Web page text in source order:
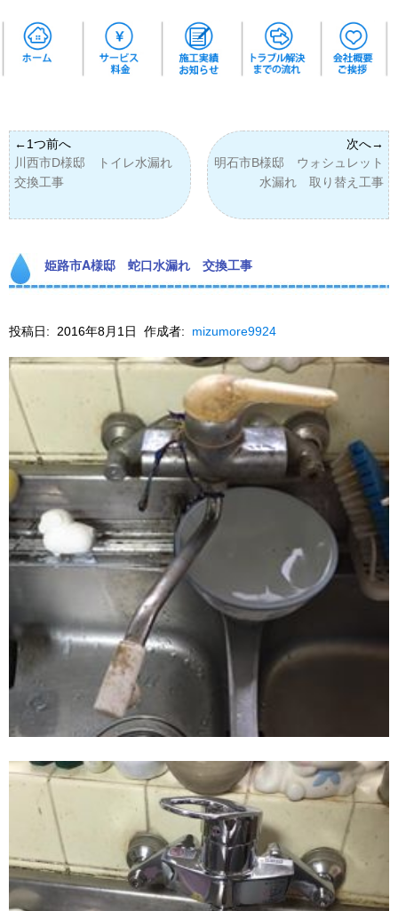
川西市D様邸 トイレ水漏れ
交換工事
明石市B様邸 ウォシュレット
水漏れ 取り替え工事
姫路市A様邸 蛇口水漏れ 交換工事
投稿日: 2016年8月1日 作成者: mizumore9924